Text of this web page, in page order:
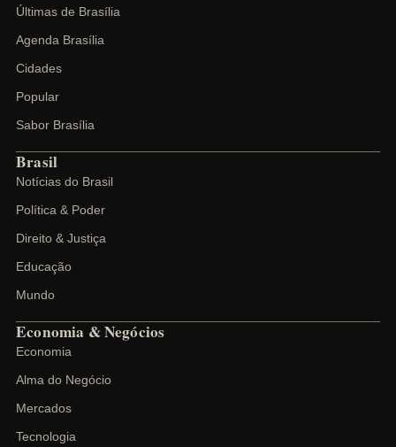
Últimas de Brasília
Agenda Brasília
Cidades
Popular
Sabor Brasília
Brasil
Notícias do Brasil
Política & Poder
Direito & Justiça
Educação
Mundo
Economia & Negócios
Economia
Alma do Negócio
Mercados
Tecnologia